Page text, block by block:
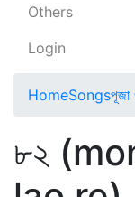
Others
Login
HomeSongsপূজা
৮২